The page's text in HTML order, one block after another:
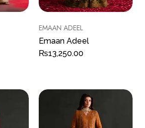
EMAAN ADEEL
Emaan Adeel
₨13,250.00